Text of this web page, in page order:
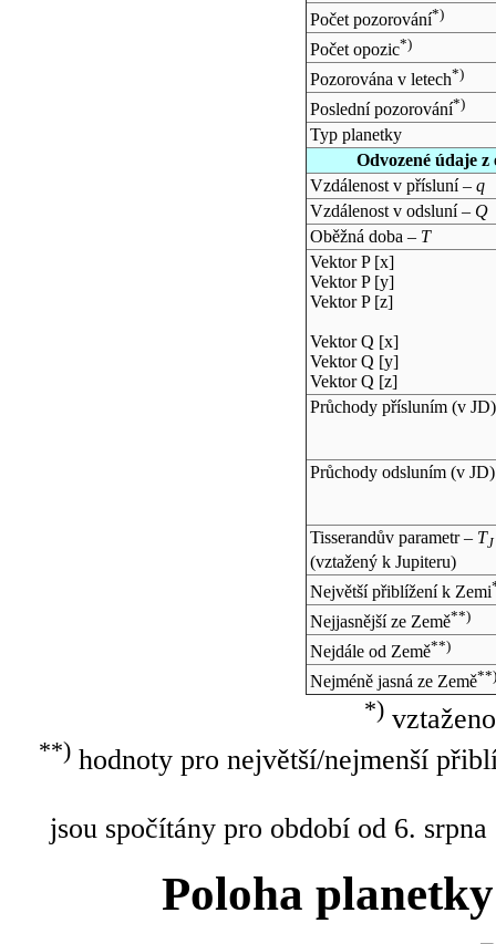
Počet pozorování*)
Počet opozic*)
Pozorována v letech*)
Poslední pozorování*)
Typ planetky
Odvozené údaje
Vzdálenost v přísluní – q
Vzdálenost v odsluní – Q
Oběžná doba – T
Vektor P [x]
Vektor P [y]
Vektor P [z]
Vektor Q [x]
Vektor Q [y]
Vektor Q [z]
Průchody přísluním (v JD)
Průchody odsluním (v JD)
Tisserandův parametr – TJ
(vztažený k Jupiteru)
Největší přiblížení k Zemi
Nejjasnější ze Země**)
Nejdále od Země**)
Nejméně jasná ze Země**)
*)
**)hodnoty pro největší/nejmenší
jsou spočítány pro období od 6.
Poloha